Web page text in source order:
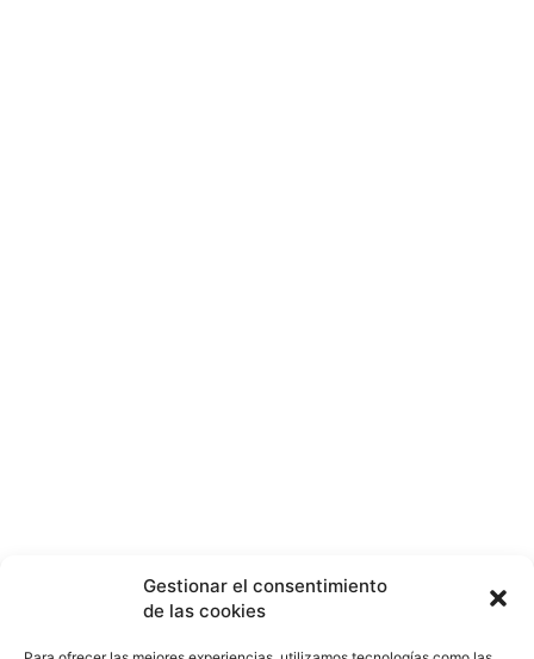
Gestionar el consentimiento
de las cookies